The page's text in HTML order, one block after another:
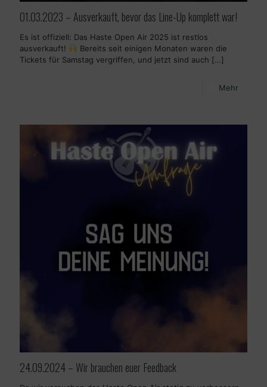
01.03.2023 – Ausverkauft, bevor das Line-Up komplett war!
Es ist offiziell: Das Haste Open Air 2025 ist restlos
ausverkauft!
Bereits seit einigen Monaten waren die
Tickets für Samstag vergriffen, und jetzt sind auch […]
Mehr
24.09.2024 – Wir brauchen euer Feedback